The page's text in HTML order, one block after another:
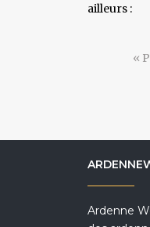
ailleurs :
«
Ardenne